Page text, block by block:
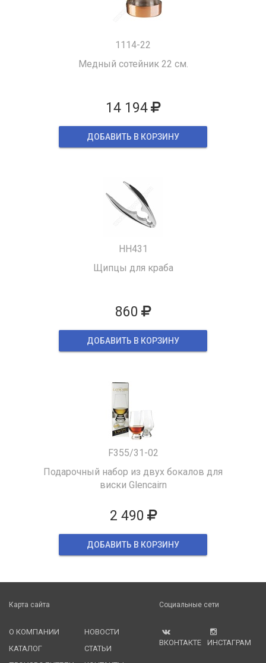
1114-22
Медный сотейник 22 см.
14 194
ДОБАВИТЬ В КОРЗИНУ
HH431
Щипцы для краба
860
ДОБАВИТЬ В КОРЗИНУ
F355/31-02
Подарочный набор из двух бокалов для
виски Glencairn
2 490
ДОБАВИТЬ В КОРЗИНУ
Карта сайта
О КОМПАНИИ
КАТАЛОГ
НОВОСТИ
СТАТЬИ
Социальные сети
ВКОНТАКТЕ ИНСТАГРАМ